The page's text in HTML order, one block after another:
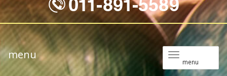
ニ
menu
menu